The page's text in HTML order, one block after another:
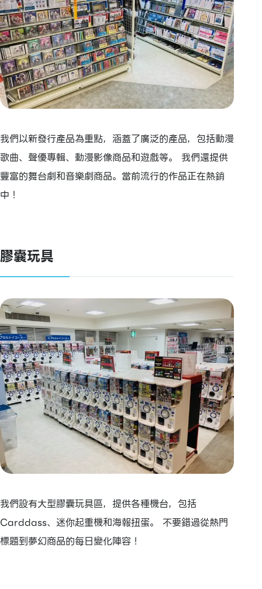
我們以新發行產品為重點，涵蓋了廣泛的產品，包括動漫
歌曲、聲優專輯、動漫影像商品和遊戲等。 我們還提供
豐富的舞台劇和音樂劇商品。當前流行的作品正在熱銷
中！
膠囊玩具
我們設有大型膠囊玩具區，提供各種機台，包括
Carddass、迷你起重機和海報扭蛋。 不要錯過從熱門
標題到夢幻商品的每日變化陣容！